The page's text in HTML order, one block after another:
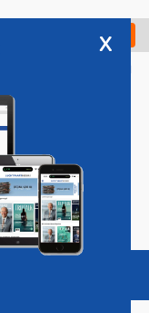
Check in
Vacatures
x